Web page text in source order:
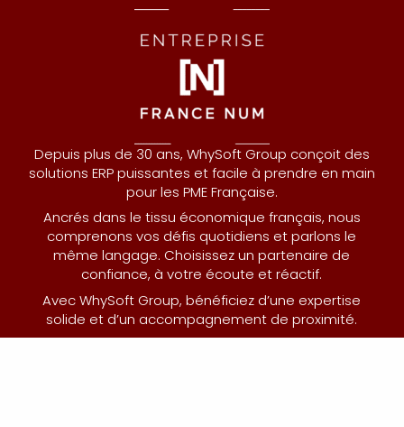
Depuis plus de 30 ans, WhySoft Group conçoit des
solutions ERP puissantes et facile à prendre en main
pour les PME Française.
Ancrés dans le tissu économique français, nous
comprenons vos défis quotidiens et parlons le
même langage. Choisissez un partenaire de
confiance, à votre écoute et réactif.
Avec WhySoft Group, bénéficiez d’une expertise
solide et d’un accompagnement de proximité.